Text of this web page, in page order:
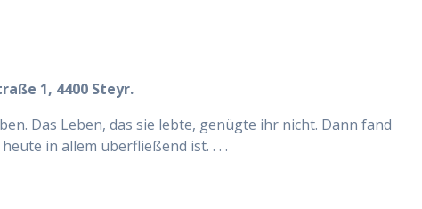
1, 4400 Steyr.
Das Leben, das sie lebte, genügte ihr nicht. Dann fand
in allem überfließend ist. . . .